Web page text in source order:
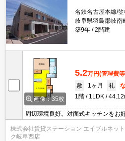
名鉄名古屋本線/
岐阜県羽島郡岐南
築9年
2階建
画像：35枚
5.2万円(管理費
敷
1ヶ月 礼
1階
1LDK
周辺環境良好。対面式キッチンをお
株式会社賃貸ステーション エイブルネッ
ク岐阜西店